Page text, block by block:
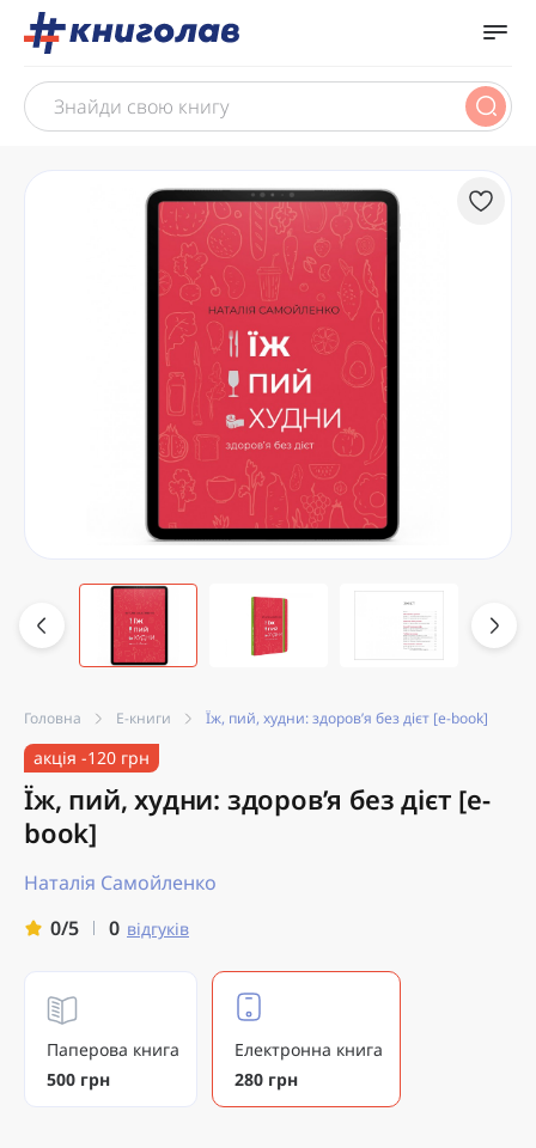
Головна Е-книги Їж, пий, худни: здоров’я без дієт [e-book]
акція -120 грн
Їж, пий, худни: здоров’я без дієт [e-
book]
Наталія Самойленко
0/5
0 відгуків
Паперова книга
500 грн
Електронна книга
280 грн